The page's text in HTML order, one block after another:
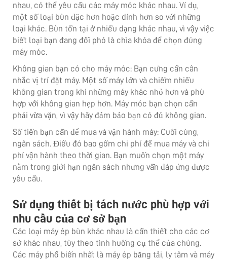
nhau, có thể yêu cầu các máy móc khác nhau. Ví dụ,
một số loại bùn đặc hơn hoặc dính hơn so với những
loại khác. Bùn tồn tại ở nhiều dạng khác nhau, vì vậy việc
biết loại bạn đang đối phó là chìa khóa để chọn đúng
máy móc.
Không gian bạn có cho máy móc: Bạn cũng cần cân
nhắc vị trí đặt máy. Một số máy lớn và chiếm nhiều
không gian trong khi những máy khác nhỏ hơn và phù
hợp với không gian hẹp hơn. Máy móc bạn chọn cần
phải vừa vặn, vì vậy hãy đảm bảo bạn có đủ không gian.
Số tiền bạn cần để mua và vận hành máy: Cuối cùng,
ngân sách. Điều đó bao gồm chi phí để mua máy và chi
phí vận hành theo thời gian. Bạn muốn chọn một máy
nằm trong giới hạn ngân sách nhưng vẫn đáp ứng được
yêu cầu.
Sử dụng thiết bị tách nước phù hợp với
nhu cầu của cơ sở bạn
Các loại máy ép bùn khác nhau là cần thiết cho các cơ
sở khác nhau, tùy theo tình huống cụ thể của chúng.
Các máy phổ biến nhất là máy ép băng tải, ly tâm và máy